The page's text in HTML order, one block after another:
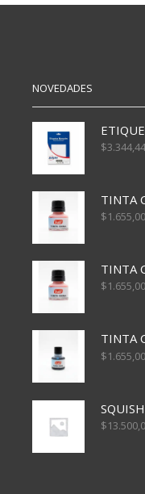
X25
NOVEDADES
$3.344,44
TINTA
$1.655,00
TINTA
$1.655,00
TINTA
$1.655,00
$